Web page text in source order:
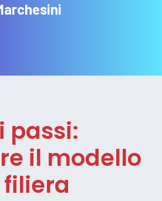
passi:
il modello